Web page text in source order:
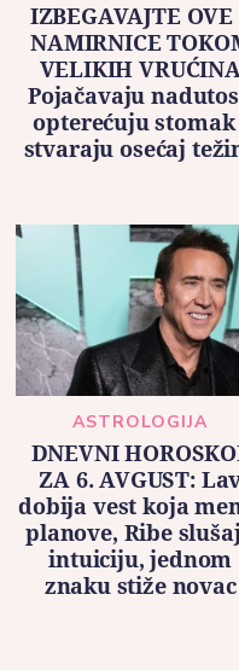
IZBEGAVAJTE OVE
NAMIRNICE
VELIKIH
Pojačavaju
opterećuju
stvaraju osećaj
ASTROLOGIJA
DNEVNI
ZA 6. AVGUST:
dobija vest koja
planove, Ribe
intuiciju, jednom
znaku stiže novac